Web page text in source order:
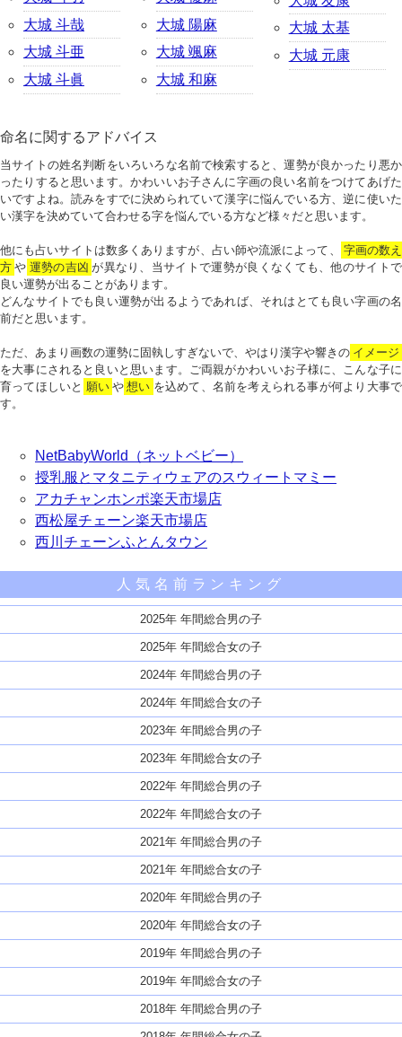
大城 斗哉
大城 斗亜
大城 斗眞
大城 陽麻
大城 颯麻
大城 和麻
大城 太基
大城 元康
命名に関するアドバイス
当サイトの姓名判断をいろいろな名前で検索すると、運勢が良かったり悪か
ったりすると思います。かわいいお子さんに字画の良い名前をつけてあげた
いですよね。読みをすでに決められていて漢字に悩んでいる方、逆に使いた
い漢字を決めていて合わせる字を悩んでいる方など様々だと思います。
他にも占いサイトは数多くありますが、占い師や流派によって、
字画の数え
方 や 運勢の吉凶 が異なり、当サイトで運勢が良くなくても、他のサイトで
良い運勢が出ることがあります。
どんなサイトでも良い運勢が出るようであれば、それはとても良い字画の名
前だと思います。
ただ、あまり画数の運勢に固執しすぎないで、やはり漢字や響きの イメージ
を大事にされると良いと思います。ご両親がかわいいお子様に、こんな子に
育ってほしいと 願い や 想い を込めて、名前を考えられる事が何より大事で
す。
NetBabyWorld（ネットベビー）
授乳服とマタニティウェアのスウィートマミー
アカチャンホンポ楽天市場店
西松屋チェーン楽天市場店
西川チェーンふとんタウン
人気名前ランキング
2025年 年間総合男の子
2025年 年間総合女の子
2024年 年間総合男の子
2024年 年間総合女の子
2023年 年間総合男の子
2023年 年間総合女の子
2022年 年間総合男の子
2022年 年間総合女の子
2021年 年間総合男の子
2021年 年間総合女の子
2020年 年間総合男の子
2020年 年間総合女の子
2019年 年間総合男の子
2019年 年間総合女の子
2018年 年間総合男の子